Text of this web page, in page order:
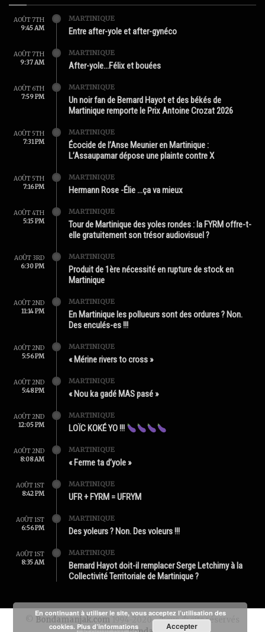
AOÛT 7TH
9:45 AM
MARTINIQUE
Entre after-yole et after-gynéco
AOÛT 7TH
9:37 AM
MARTINIQUE
After-yole…Félix et bouées
AOÛT 6TH
7:59 PM
MARTINIQUE
Un noir fan de Bernard Hayot et des békés de
Martinique remporte le Prix Antoine Crozat 2026
AOÛT 5TH
7:31 PM
MARTINIQUE
Écocide de l’Anse Meunier en Martinique :
L’Assaupamar dépose une plainte contre X
AOÛT 5TH
7:16 PM
MARTINIQUE
Hermann Rose -Élie …ça va mieux
AOÛT 4TH
5:15 PM
MARTINIQUE
Tour de Martinique des yoles rondes : la FYRM offre-t-
elle gratuitement son trésor audiovisuel ?
AOÛT 3RD
6:30 PM
MARTINIQUE
Produit de 1ère nécessité en rupture de stock en
Martinique
AOÛT 2ND
11:14 PM
MARTINIQUE
En Martinique les pollueurs sont des ordures ? Non.
Des enculés-es !!!
AOÛT 2ND
5:56 PM
MARTINIQUE
« Mérine rivers to cross »
AOÛT 2ND
5:48 PM
MARTINIQUE
« Nou ka gadé MAS pasé »
AOÛT 2ND
12:05 PM
MARTINIQUE
LOÏC KOKÉ YO !!!
AOÛT 2ND
8:08 AM
MARTINIQUE
« Ferme ta d’yole »
AOÛT 1ST
8:42 PM
MARTINIQUE
UFR + FYRM = UFRYM
AOÛT 1ST
6:56 PM
MARTINIQUE
Des yoleurs ? Non. Des voleurs !!!
AOÛT 1ST
8:35 AM
MARTINIQUE
Bernard Hayot doit-il remplacer Serge Letchimy à la
Collectivité Territoriale de Martinique ?
Bondamanjak.com 1994-2020 - Tous droits réservés
En continuant à utiliser le site, vous acceptez l’utilisation des
cookies. Plus d’informations Accepter